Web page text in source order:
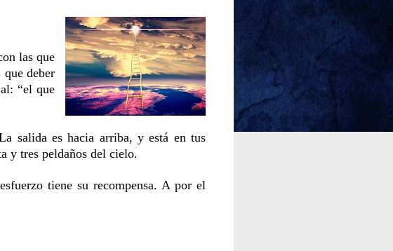
las que
deber
“el que
salida es hacia arriba, y está en tus
y tres peldaños del cielo.
tiene su recompensa. A por el